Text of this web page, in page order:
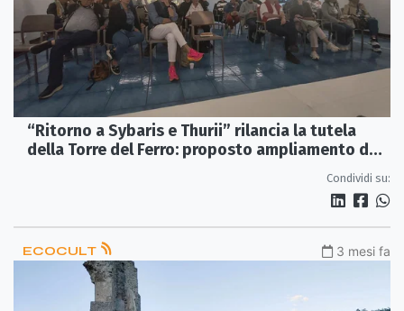
“Ritorno a Sybaris e Thurii” rilancia la tutela
della Torre del Ferro: proposto ampliamento del
Condividi su:
ECOCULT 3 mesi fa